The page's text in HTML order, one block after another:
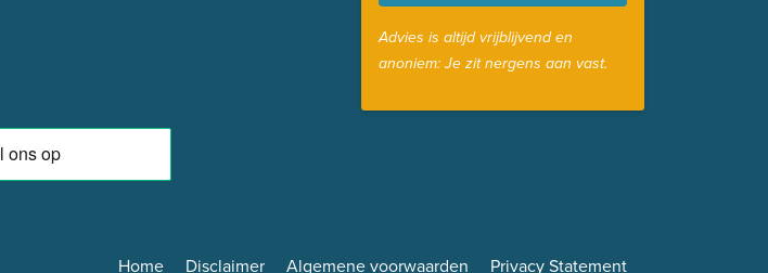
Advies is altijd vrijblijvend en
anoniem: Je zit nergens aan vast.
Home Disclaimer Algemene voorwaarden Privacy Statement